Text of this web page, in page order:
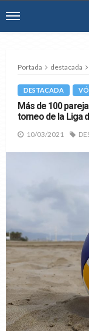
Portada destacada
DESTACADA
Más de 100
torneo de la Liga
10/03/2021